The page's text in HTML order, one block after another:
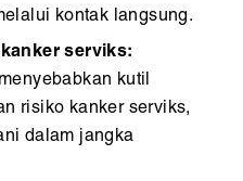
kontak langsung.
serviks:
kutil
risiko kanker serviks,
dalam jangka